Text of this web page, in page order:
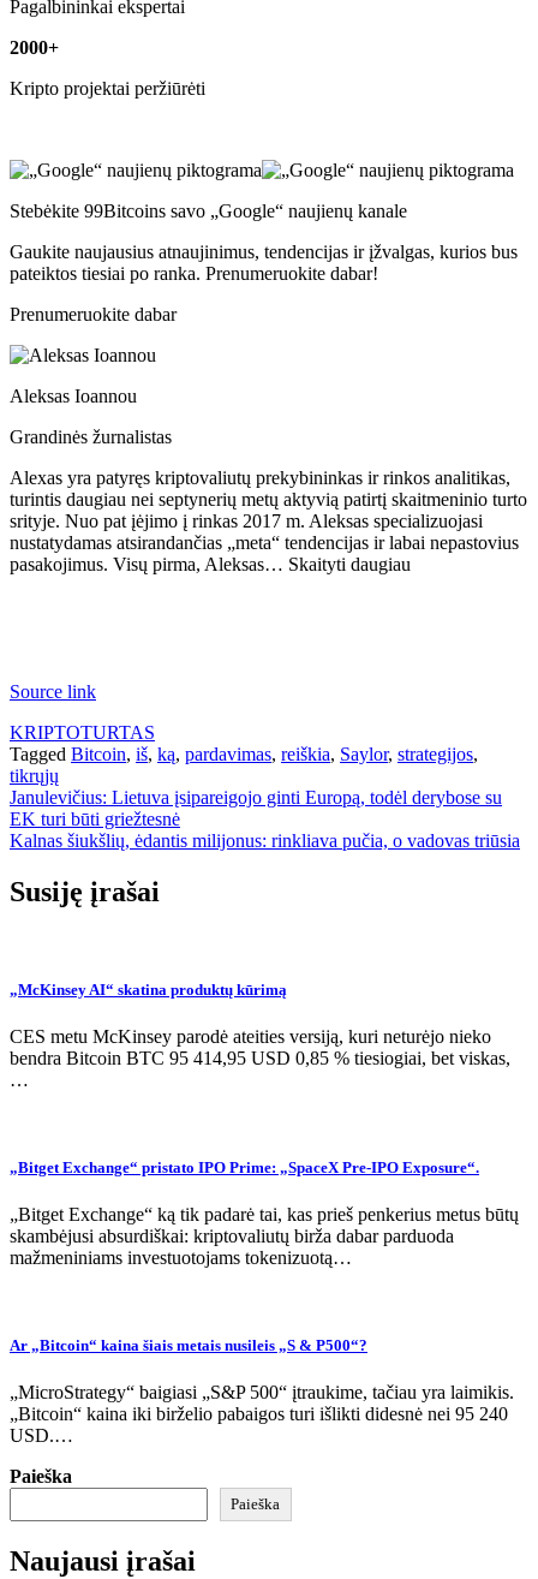
Pagalbininkai ekspertai
2000+
Kripto projektai peržiūrėti
Stebėkite 99Bitcoins savo „Google“ naujienų kanale
Gaukite naujausius atnaujinimus, tendencijas ir įžvalgas, kurios bus
pateiktos tiesiai po ranka. Prenumeruokite dabar!
Prenumeruokite dabar
Aleksas Ioannou
Grandinės žurnalistas
Alexas yra patyręs kriptovaliutų prekybininkas ir rinkos analitikas,
turintis daugiau nei septynerių metų aktyvią patirtį skaitmeninio turto
srityje. Nuo pat įėjimo į rinkas 2017 m. Aleksas specializuojasi
nustatydamas atsirandančias „meta“ tendencijas ir labai nepastovius
pasakojimus. Visų pirma, Aleksas… Skaityti daugiau
Source link
KRIPTOTURTAS
Tagged Bitcoin, iš, ką, pardavimas, reiškia, Saylor, strategijos,
tikrųjų
Navigacija
tarp
Janulevičius: Lietuva įsipareigojo ginti Europą, todėl derybose su
EK turi būti griežtesnė
Kalnas šiukšlių, ėdantis milijonus: rinkliava pučia, o vadovas triūsia
Susiję įrašai
„McKinsey AI“ skatina produktų kūrimą
CES metu McKinsey parodė ateities versiją, kuri neturėjo nieko
bendra Bitcoin BTC 95 414,95 USD 0,85 % tiesiogiai, bet viskas,
…
„Bitget Exchange“ pristato IPO Prime: „SpaceX Pre-IPO Exposure“.
„Bitget Exchange“ ką tik padarė tai, kas prieš penkerius metus būtų
skambėjusi absurdiškai: kriptovaliutų birža dabar parduoda
mažmeniniams investuotojams tokenizuotą…
Ar „Bitcoin“ kaina šiais metais nusileis „S & P500“?
„MicroStrategy“ baigiasi „S&P 500“ įtraukime, tačiau yra laimikis.
„Bitcoin“ kaina iki birželio pabaigos turi išlikti didesnė nei 95 240
USD.…
Paieška
Paieška
Naujausi įrašai